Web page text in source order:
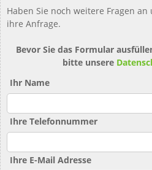
Haben Sie noch weitere Fragen
ihre Anfrage.
Bevor Sie das Formular
bitte unsere
Ihr Name
Ihre Telefonnummer
Ihre E-Mail Adresse